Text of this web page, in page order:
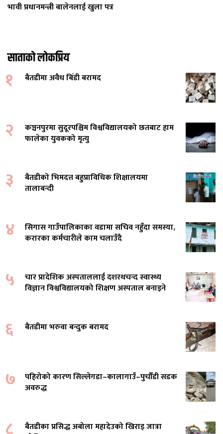
भावी प्रधानमन्त्री बालेनलाई खुला पत्र
साताको लोकप्रिय
१ बैतडीमा अवैध बिँडी बरामद
२
कञ्चनपुरमा सुदूरपश्चिम विश्वविद्यालयको छतबाट हाम
फालेका युवकको मृत्यु
३
बैतडीको भिमदत्त बहुप्राविधिक शिक्षालयमा
तालाबन्दी
४
सिगास गाउँपालिकाका वडामा सचिव नहुँदा समस्या,
करारका कर्मचारीले काम चलाउँदै
५
चार प्रादेशिक अस्पताललाई दशरथचन्द स्वास्थ्य
विज्ञान विश्वविद्यालयको शिक्षण अस्पताल बनाइने
६ बैतडीमा भरुवा बन्दुक बरामद
७
पहिरोको कारण सिल्लेगडा–कालागाउँ–पुर्चौंडी सडक
अवरुद्ध
बैतडीका प्रसिद्ध अबोला महादेउको खिराइ जात्रा